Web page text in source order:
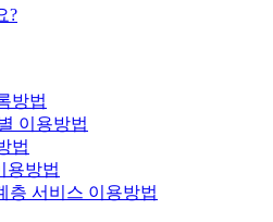
?
방법
이용방법
법
용방법
층 서비스 이용방법